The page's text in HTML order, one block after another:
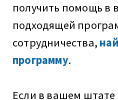
получить помощь в
подходящей
сотрудничества,
программу.
Если в вашем штате